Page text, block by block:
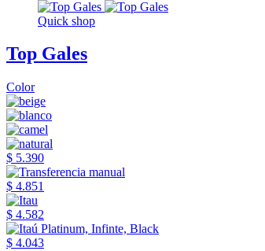
Quick shop
Top Gales
Color
$ 5.390
$ 4.851
$ 4.582
$ 4.043